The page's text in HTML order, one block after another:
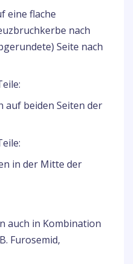
eine flache
nach
Seite nach
auf beiden Seiten der
in der Mitte der
auch in Kombination
Furosemid,